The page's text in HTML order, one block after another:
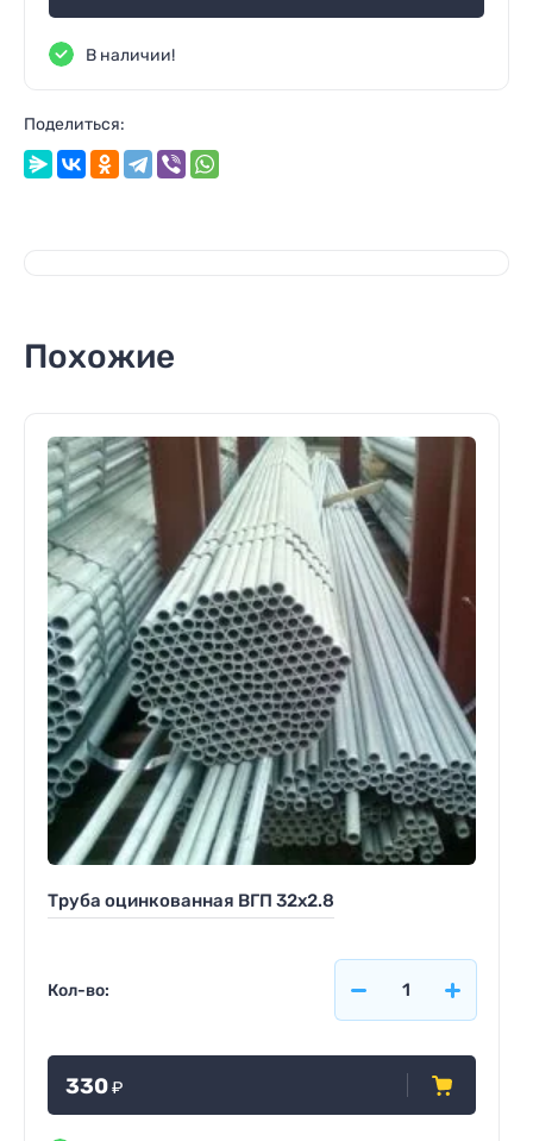
В наличии!
Поделиться:
Похожие
Труба оцинкованная ВГП 32x2.8
Кол-во:
330₽